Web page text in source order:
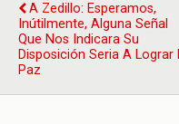
A Zedillo: Esperamos,
Inútilmente, Alguna Señal
Que Nos Indicara Su
Disposición Seria A Lograr
Paz